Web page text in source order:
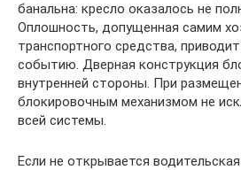
банальна: кресло оказалось не
Оплошность, допущенная самим
транспортного средства,
событию. Дверная конструкция
внутренней стороны. При
блокировочным механизмом не
всей системы.
Если не открывается